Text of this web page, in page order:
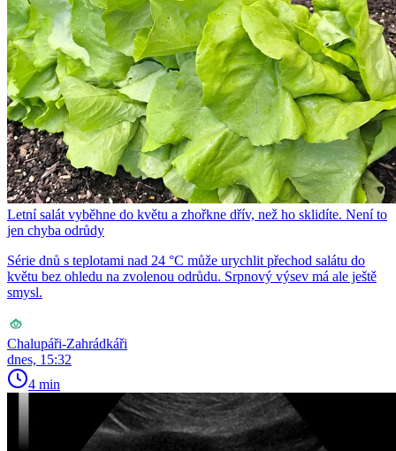
Letní salát vyběhne do květu a zhořkne dřív, než ho sklidíte. Není to
jen chyba odrůdy
Série dnů s teplotami nad 24 °C může urychlit přechod salátu do
květu bez ohledu na zvolenou odrůdu. Srpnový výsev má ale ještě
smysl.
Chalupáři-Zahrádkáři
dnes, 15:32
4 min